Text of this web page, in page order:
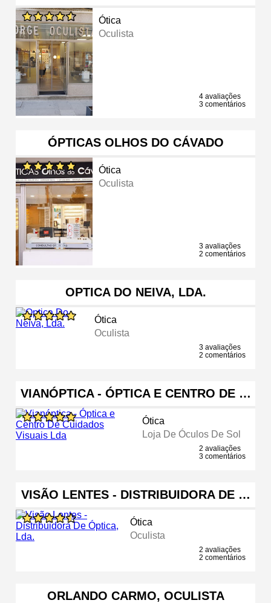
Ótica
Oculista
4 avaliações
3 comentários
ÓPTICAS OLHOS DO CÁVADO
Ótica
Oculista
3 avaliações
2 comentários
OPTICA DO NEIVA, LDA.
Ótica
Oculista
3 avaliações
2 comentários
VIANÓPTICA - ÓPTICA E CENTRO DE …
Ótica
Loja De Óculos De Sol
2 avaliações
3 comentários
VISÃO LENTES - DISTRIBUIDORA DE …
Ótica
Oculista
2 avaliações
2 comentários
ORLANDO CARMO, OCULISTA